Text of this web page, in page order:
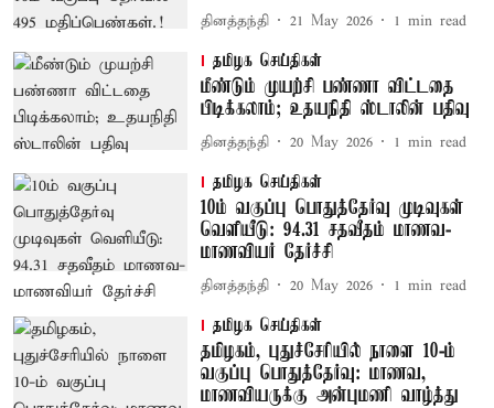
தினத்தந்தி 21 May 2026 1 min read
தமிழக செய்திகள்
மீண்டும் முயற்சி பண்ணா விட்டதை
பிடிக்கலாம்; உதயநிதி ஸ்டாலின் பதிவு
தினத்தந்தி 20 May 2026 1 min read
தமிழக செய்திகள்
10ம் வகுப்பு பொதுத்தேர்வு முடிவுகள்
வெளியீடு: 94.31 சதவீதம் மாணவ-
மாணவியர் தேர்ச்சி
தினத்தந்தி 20 May 2026 1 min read
தமிழக செய்திகள்
தமிழகம், புதுச்சேரியில் நாளை 10-ம்
வகுப்பு பொதுத்தேர்வு: மாணவ,
மாணவியருக்கு அன்புமணி வாழ்த்து